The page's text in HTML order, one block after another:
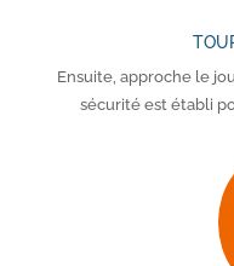
Ensuite, approche le
sécurité est établi